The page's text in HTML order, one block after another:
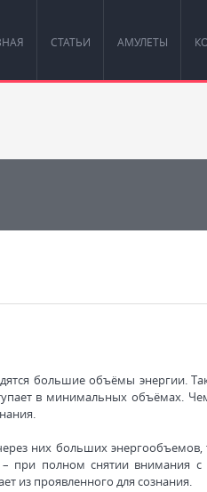
СТАТЬИ АМУЛЕТЫ
большие объёмы энергии.
в минимальных объёмах.
них больших энергообъемов,
при полном снятии внимания с
из проявленного для сознания.